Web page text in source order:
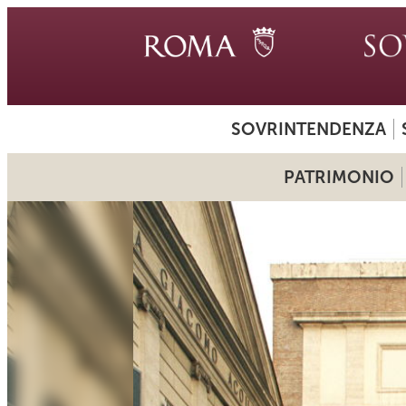
SOVRINTENDENZA
PATRIMONIO